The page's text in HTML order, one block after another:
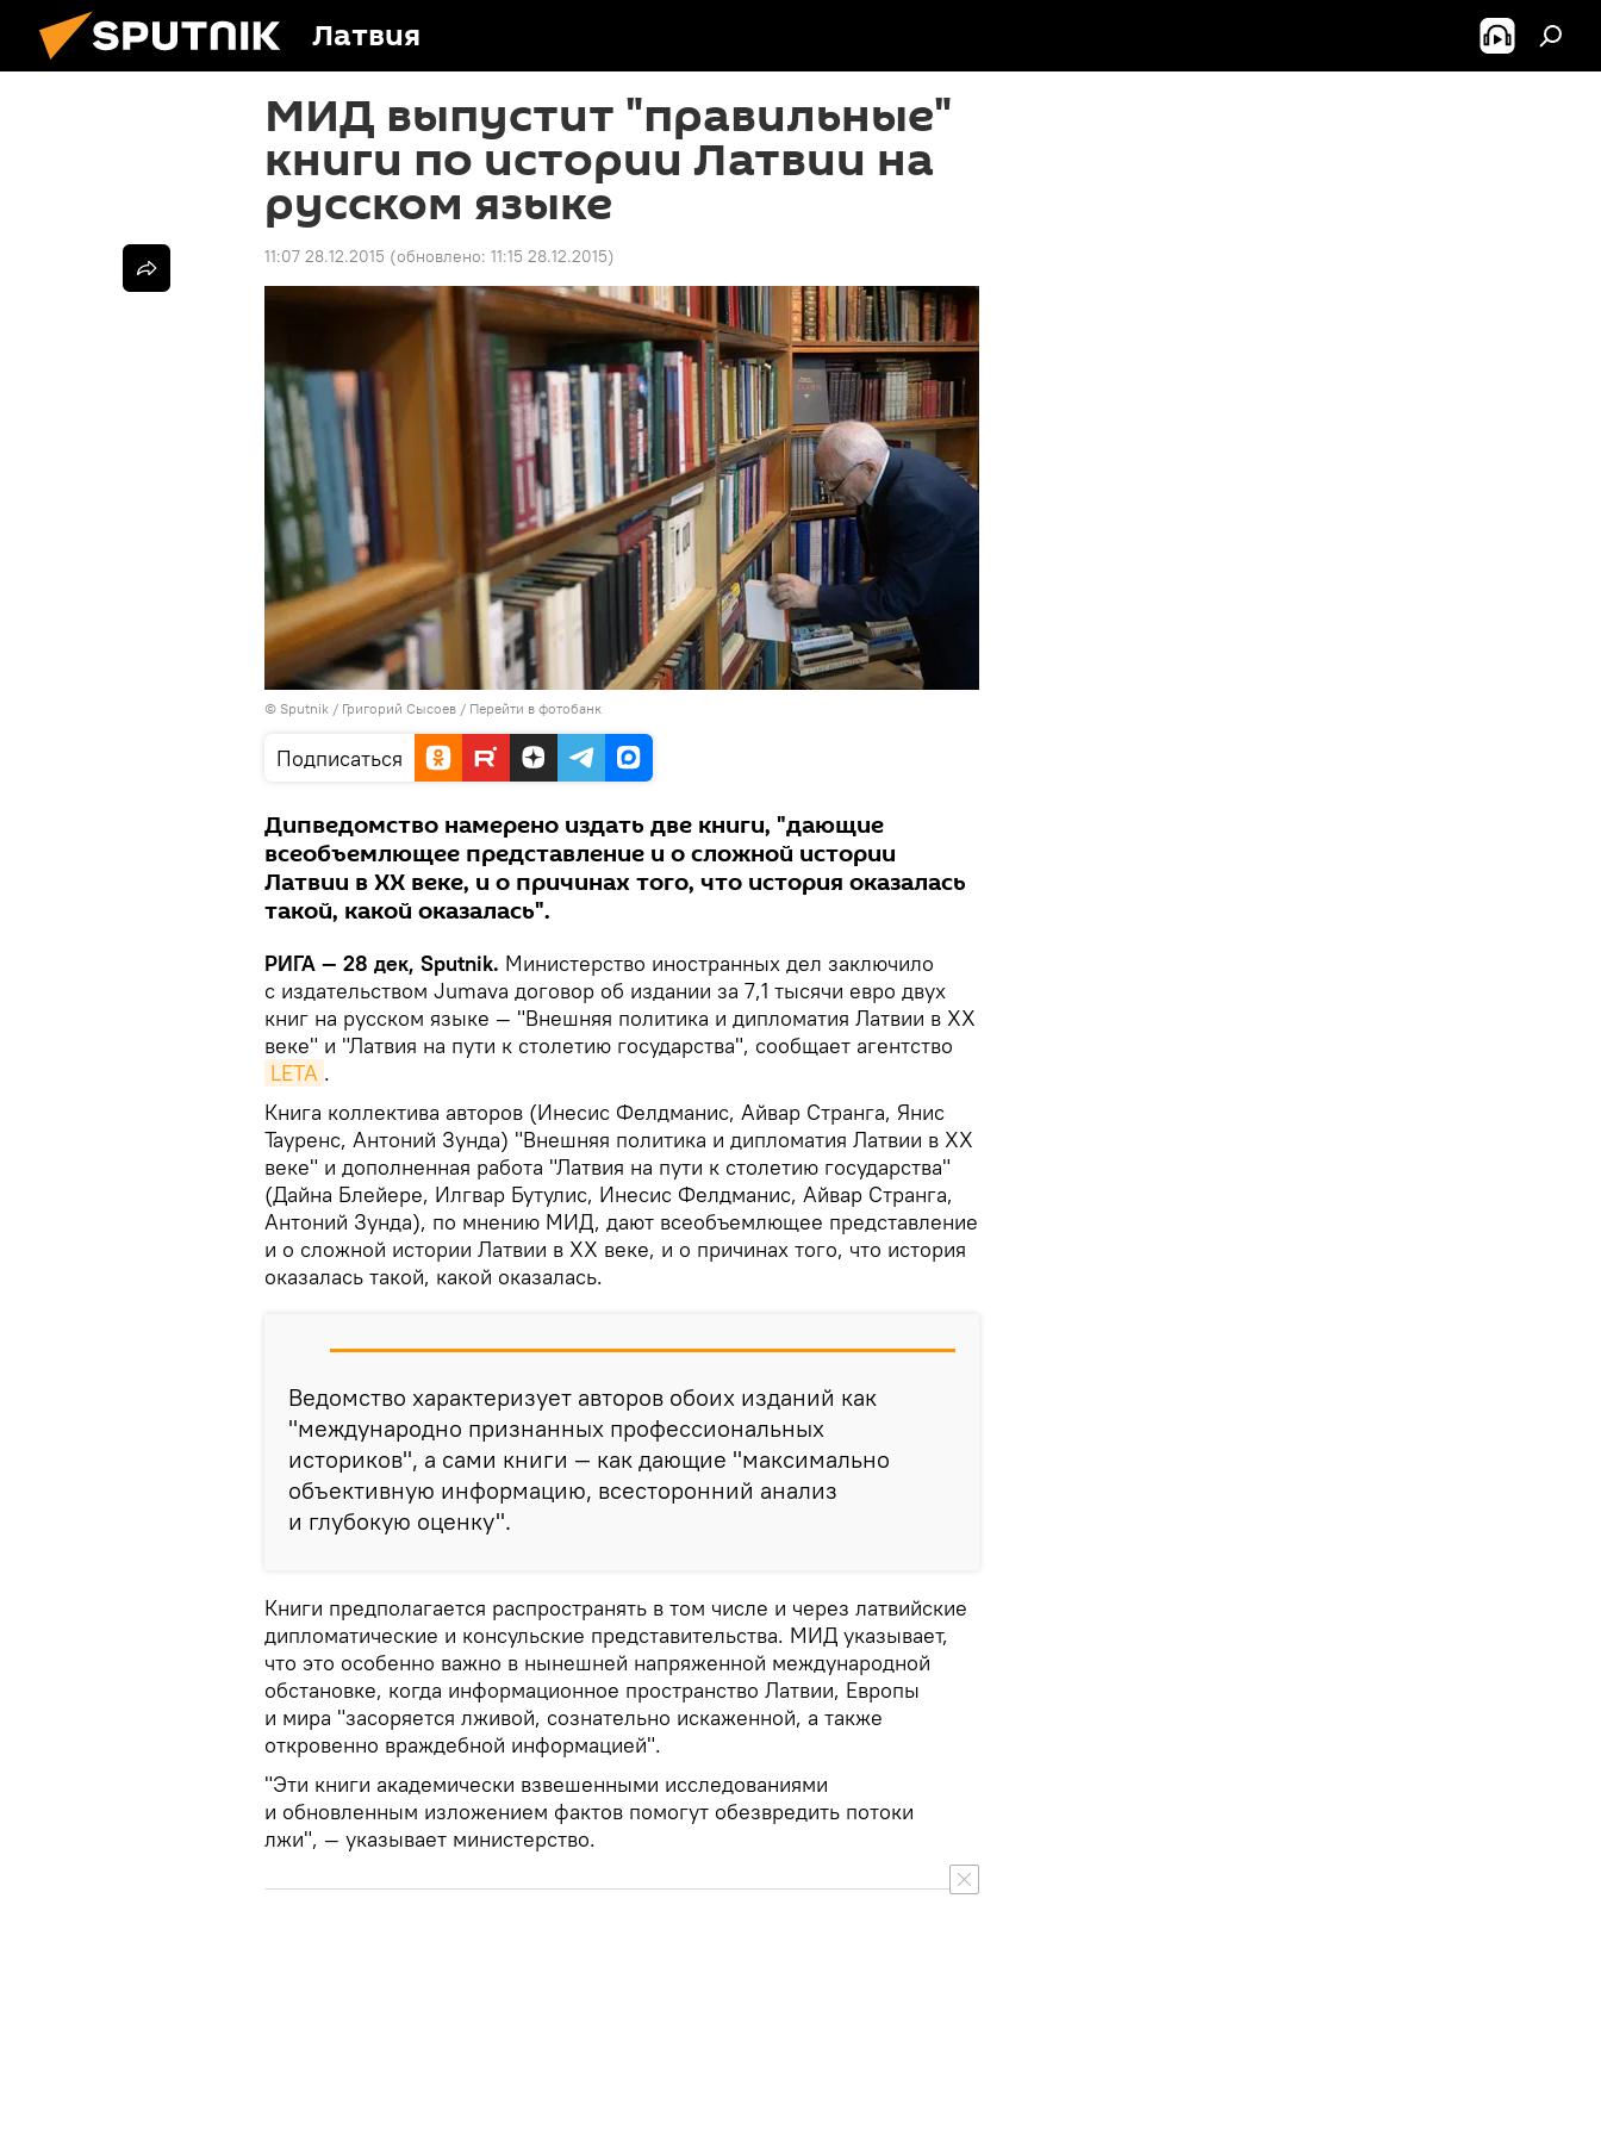
Латвия
МИД выпустит "правильные"
книги по истории Латвии на
русском языке
11:07 28.12.2015 (обновлено: 11:15 28.12.2015)
© Sputnik / Григорий Сысоев / Перейти в фотобанк
Подписаться
Дипведомство намерено издать две книги, "дающие
всеобъемлющее представление и о сложной истории
Латвии в ХХ веке, и о причинах того, что история оказалась
такой, какой оказалась".
РИГА — 28 дек, Sputnik. Министерство иностранных дел заключило
с издательством Jumava договор об издании за 7,1 тысячи евро двух
книг на русском языке — "Внешняя политика и дипломатия Латвии в ХХ
веке" и "Латвия на пути к столетию государства", сообщает агентство
LETA .
Книга коллектива авторов (Инесис Фелдманис, Айвар Странга, Янис
Тауренс, Антоний Зунда) "Внешняя политика и дипломатия Латвии в ХХ
веке" и дополненная работа "Латвия на пути к столетию государства"
(Дайна Блейере, Илгвар Бутулис, Инесис Фелдманис, Айвар Странга,
Антоний Зунда), по мнению МИД, дают всеобъемлющее представление
и о сложной истории Латвии в ХХ веке, и о причинах того, что история
оказалась такой, какой оказалась.
Ведомство характеризует авторов обоих изданий как
"международно признанных профессиональных
историков", а сами книги — как дающие "максимально
объективную информацию, всесторонний анализ
и глубокую оценку".
Книги предполагается распространять в том числе и через латвийские
дипломатические и консульские представительства. МИД указывает,
что это особенно важно в нынешней напряженной международной
обстановке, когда информационное пространство Латвии, Европы
и мира "засоряется лживой, сознательно искаженной, а также
откровенно враждебной информацией".
"Эти книги академически взвешенными исследованиями
и обновленным изложением фактов помогут обезвредить потоки
лжи", — указывает министерство.